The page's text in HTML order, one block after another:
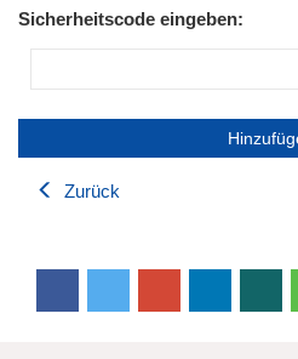
Sicherheitscode eingeben:
Zurück